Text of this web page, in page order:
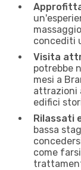
concediti
Visita
potrebbe
mesi a
attrazioni
edifici
Rilassati
bassa
come